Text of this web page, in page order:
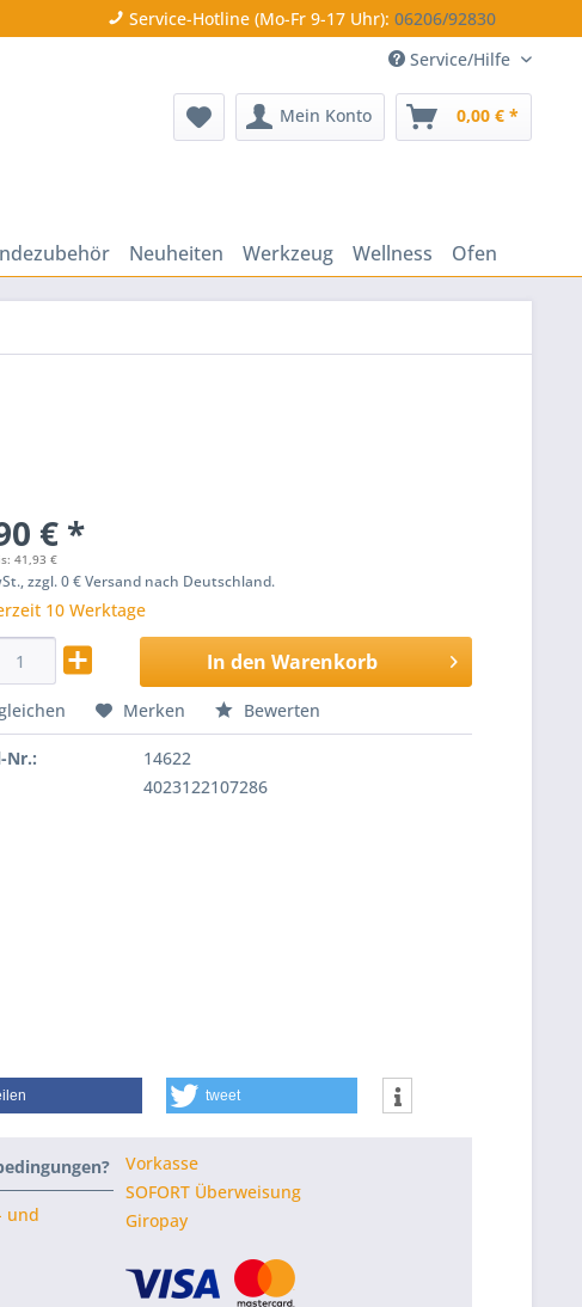
Service-Hotline (Mo-Fr 9-17 Uhr): 06206/92830
Service/Hilfe
Mein Konto 0,00 € *
Neuheiten Werkzeug Wellness Ofen
€ *
41,93 €
zzgl. 0 € Versand nach Deutschland.
10 Werktage
In den Warenkorb
Merken Bewerten
Nr.:
14622
4023122107286
tweet
und
Vorkasse
SOFORT Überweisung
Giropay